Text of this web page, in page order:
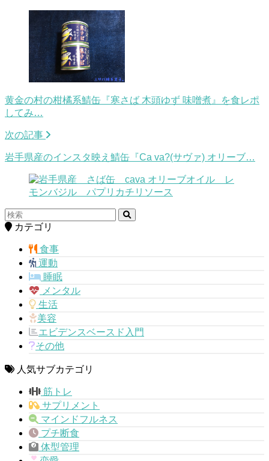
黄金の村の柑橘系鯖缶『寒さば 木頭ゆず 味噌煮』を食レポ
してみ…
次の記事
岩手県産のインスタ映え鯖缶『Ca va?(サヴァ) オリーブ…
カテゴリ
食事
運動
睡眠
メンタル
生活
美容
エビデンスベースド入門
その他
人気サブカテゴリ
筋トレ
サプリメント
マインドフルネス
プチ断食
体型管理